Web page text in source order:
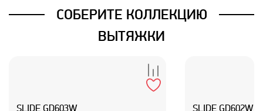
СОБЕРИТЕ КОЛЛЕКЦИЮ
ВЫТЯЖКИ
SLIDE GD603W SLIDE GD602W